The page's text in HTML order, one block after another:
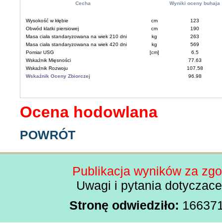
Cecha Wyniki oceny buhaja
Wysokość w kłębie cm
123
Obwód klatki piersiowej
cm
190
Masa ciała standaryzowana na wiek 210 dni
kg
263
Masa ciała standaryzowana na wiek 420 dni
kg
569
Pomiar USG
[cm]
6.5
Wskaźnik Mięsności
77.63
Wskaźnik Rozwoju
107.58
Wskaźnik Oceny Zbiorczej
96.98
Ocena hodowlana
POWRÓT
Publikacja wyników za
Uwagi i pytania
Stronę odwiedziło: